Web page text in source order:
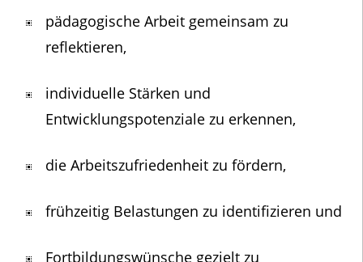
pädagogische Arbeit gemeinsam zu
reflektieren,
individuelle Stärken und
Entwicklungspotenziale zu erkennen,
die Arbeitszufriedenheit zu fördern,
frühzeitig Belastungen zu identifizieren und
Fortbildungswünsche gezielt zu